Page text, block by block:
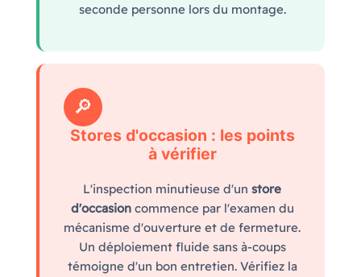
seconde personne lors du montage.
🔎
Stores d'occasion : les points
à vérifier
L'inspection minutieuse d'un store
d'occasioncommence par l'examen du
mécanisme d'ouverture et de fermeture.
Un déploiement fluide sans à-coups
témoigne d'un bon entretien. Vérifiez la